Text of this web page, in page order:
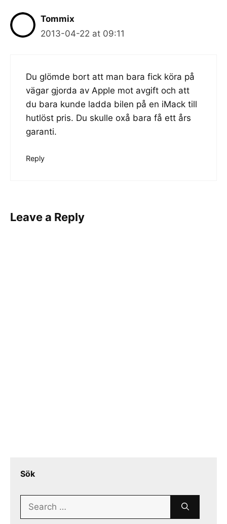
Tommix
2013-04-22 at 09:11
Du glömde bort att man bara fick köra på
vägar gjorda av Apple mot avgift och att
du bara kunde ladda bilen på en iMack till
hutlöst pris. Du skulle oxå bara få ett års
garanti.
Reply
Leave a Reply
Sök
Search